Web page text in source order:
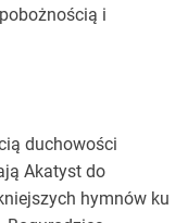
i
duchowości
Akatyst do
hymnów ku